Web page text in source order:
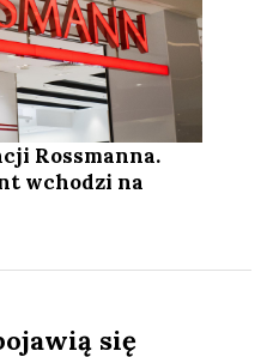
Rossmanna.
wchodzi na
się